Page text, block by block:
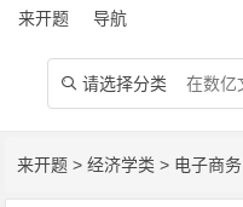
来开题 导航
 请选择分类
来开题 >经济学类 > 电子商务